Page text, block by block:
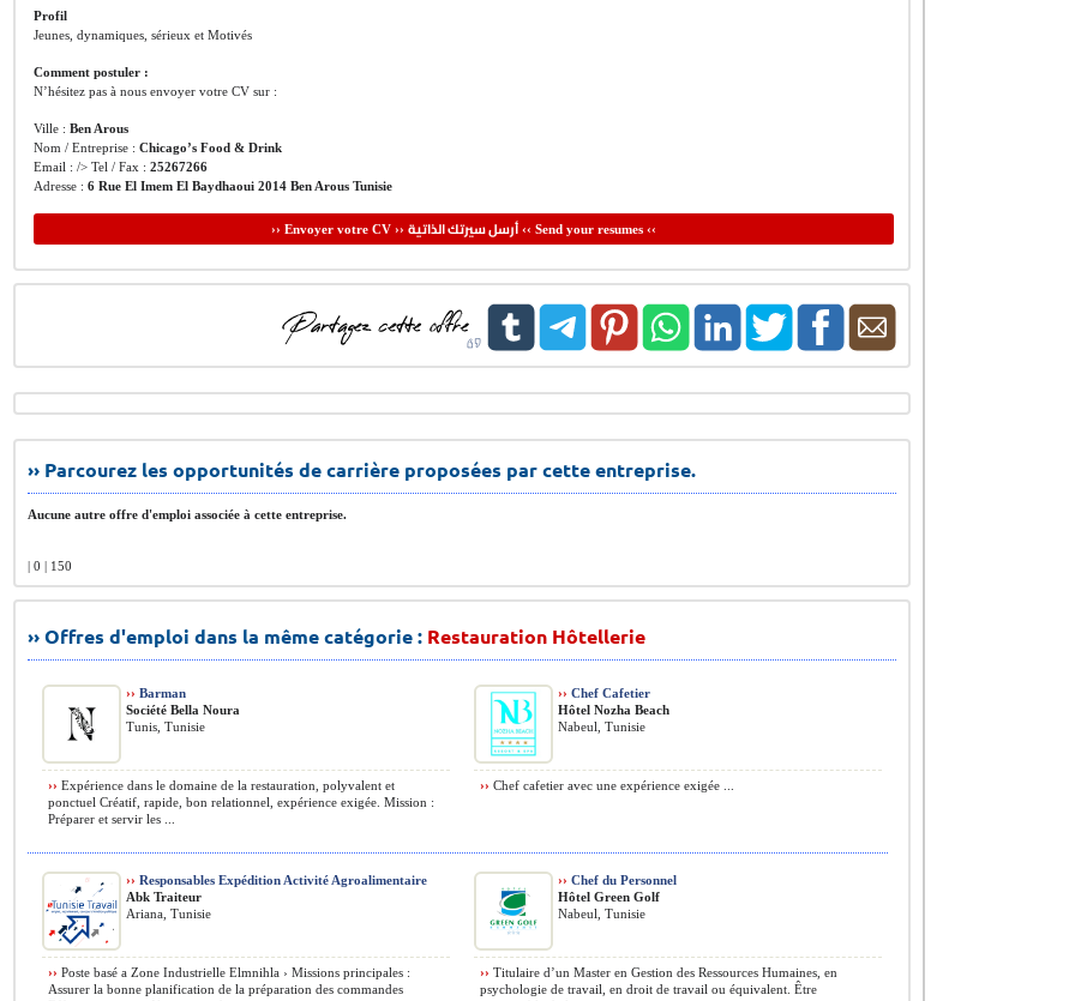
Profil
Jeunes, dynamiques, sérieux et Motivés
Comment postuler :
N’hésitez pas à nous envoyer votre CV sur :
Ville : Ben Arous
Nom / Entreprise : Chicago’s Food & Drink
Email : /> Tel / Fax : 25267266
Adresse : 6 Rue El Imem El Baydhaoui 2014 Ben Arous Tunisie
›› Envoyer votre CV ›› أرسل سيرتك الذاتية‹‹ Send your resumes ‹‹
›› Parcourez les opportunités de carrière proposées par cette entreprise.
Aucune autre offre d'emploi associée à cette entreprise.
| 0 | 150
›› Offres d'emploi dans la même catégorie : Restauration Hôtellerie
›› Barman
Société Bella Noura
Tunis, Tunisie
›› Expérience dans le domaine de la restauration, polyvalent et
ponctuel Créatif, rapide, bon relationnel, expérience exigée. Mission :
Préparer et servir les ...
›› Chef Cafetier
Hôtel Nozha Beach
Nabeul, Tunisie
›› Chef cafetier avec une expérience exigée ...
›› Responsables Expédition Activité Agroalimentaire
Abk Traiteur
Ariana, Tunisie
›› Poste basé a Zone Industrielle Elmnihla › Missions principales :
Assurer la bonne planification de la préparation des commandes
›› Chef du Personnel
Hôtel Green Golf
Nabeul, Tunisie
›› Titulaire d’un Master en Gestion des Ressources Humaines, en
psychologie de travail, en droit de travail ou équivalent. Être